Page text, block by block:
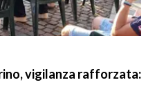
vigilanza rafforzata: